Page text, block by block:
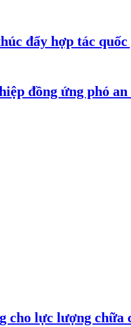
đẩy hợp tác
đồng ứng phó
cho lực lượng chữa